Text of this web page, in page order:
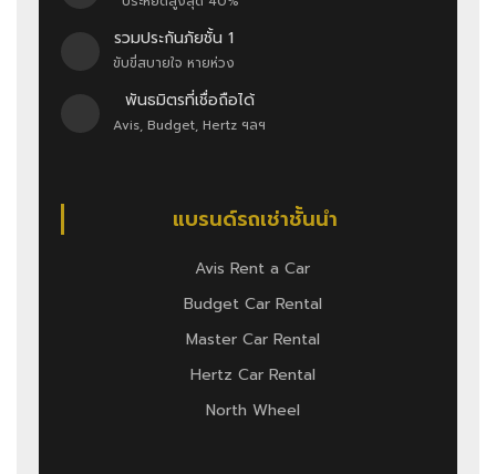
รวมประกันภัยชั้น 1
ขับขี่สบายใจ หายห่วง
พันธมิตรที่เชื่อถือได้
Avis, Budget, Hertz ฯลฯ
แบรนด์รถเช่าชั้นนำ
Avis Rent a Car
Budget Car Rental
Master Car Rental
Hertz Car Rental
North Wheel